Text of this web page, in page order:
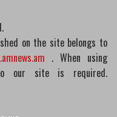
on the site belongs to
. When using
our site is required.